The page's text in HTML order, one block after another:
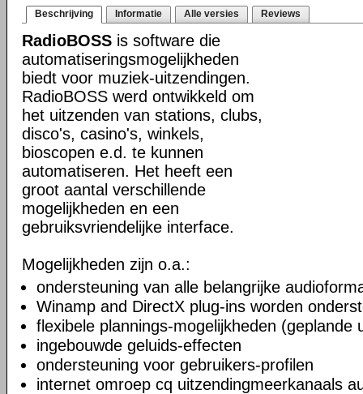
Beschrijving Informatie Alle versies Reviews
RadioBOSS is software die
automatiseringsmogelijkheden
biedt voor muziek-uitzendingen.
RadioBOSS werd ontwikkeld om
het uitzenden van stations, clubs,
disco's, casino's, winkels,
bioscopen e.d. te kunnen
automatiseren. Het heeft een
groot aantal verschillende
mogelijkheden en een
gebruiksvriendelijke interface.
Mogelijkheden zijn o.a.:
ondersteuning van alle belangrijke
Winamp and DirectX plug-ins worden
flexibele plannings-mogelijkheden (geplande
ingebouwde geluids-effecten
ondersteuning voor gebruikers-profilen
internet omroep cq uitzendingmeerkanaals